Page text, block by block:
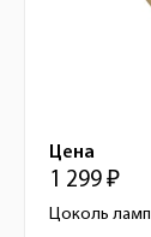
Цена
1 299 ₽
Цоколь ламп